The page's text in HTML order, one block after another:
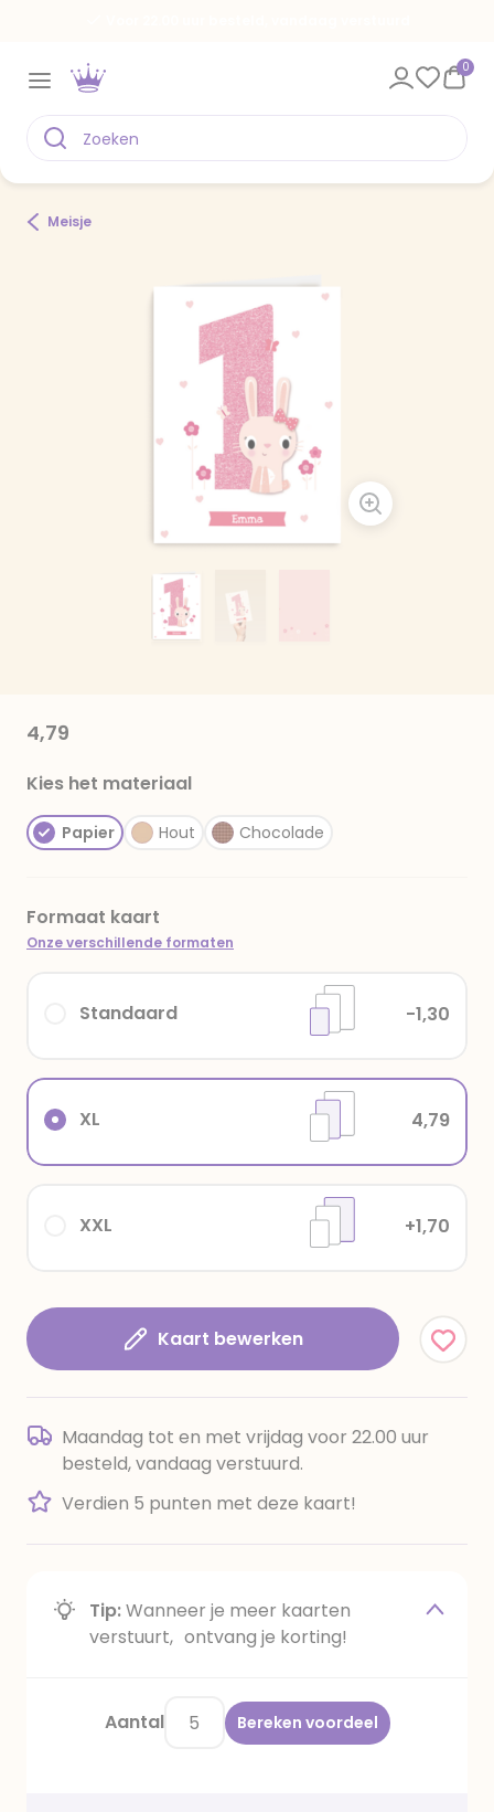
0
Meisje
4,79
Kies het materiaal
Papier Hout Chocolade
Formaat kaart
Onze verschillende formaten
XXL +1,70
XL 4,79
Standaard -1,30
Kaart bewerken
Maandag tot en met vrijdag voor 22.00 uur
besteld, vandaag verstuurd.
Verdien 5 punten met deze kaart!
Tip:Wanneer je meer kaarten
verstuurt, ontvang je korting!
Aantal Bereken voordeel